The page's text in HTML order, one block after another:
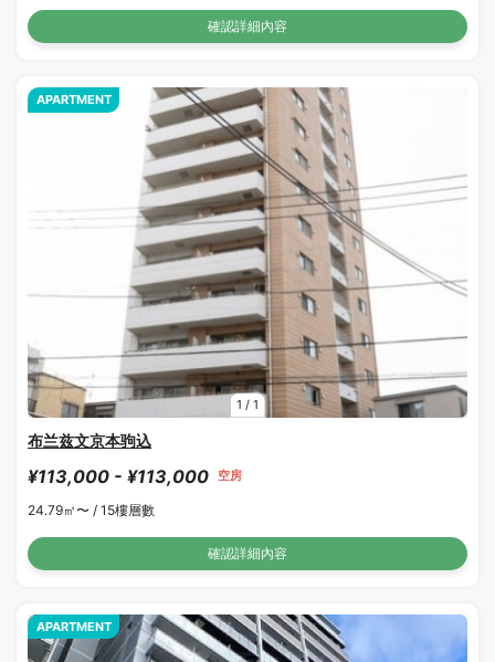
確認詳細內容
1 / 1
APARTMENT
布兰兹文京本驹込
¥113,000 - ¥113,000 空房
24.79㎡〜 / 15樓層數
確認詳細內容
APARTMENT